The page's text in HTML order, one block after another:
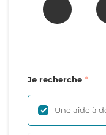
Je recherche
Une aide à